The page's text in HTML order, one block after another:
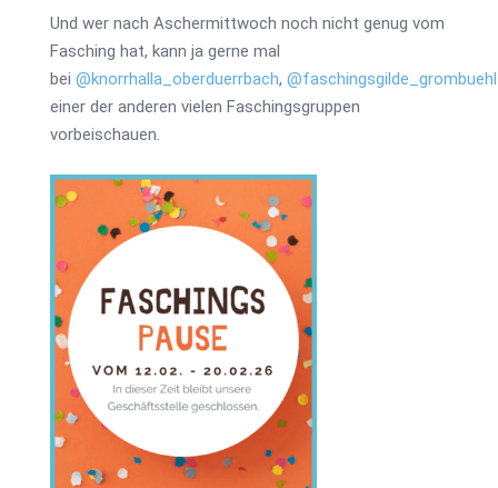
Und wer nach Aschermittwoch noch nicht genug vom
Fasching hat, kann ja gerne mal
bei @knorrhalla_oberduerrbach, @faschingsgilde_grombuehl
einer der anderen vielen Faschingsgruppen
vorbeischauen.